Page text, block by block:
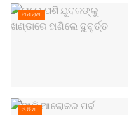
ଅପରାଧ
ଓଡିଶା